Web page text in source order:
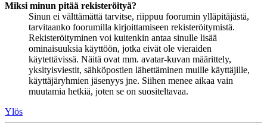
Miksi minun pitää rekisteröityä?
Sinun ei välttämättä tarvitse, riippuu foorumin ylläpitäjästä,
tarvitaanko foorumilla kirjoittamiseen rekisteröitymistä.
Rekisteröityminen voi kuitenkin antaa sinulle lisää
ominaisuuksia käyttöön, jotka eivät ole vieraiden
käytettävissä. Näitä ovat mm. avatar-kuvan määrittely,
yksityisviestit, sähköpostien lähettäminen muille käyttäjille,
käyttäjäryhmien jäsenyys jne. Siihen menee aikaa vain
muutamia hetkiä, joten se on suositeltavaa.
Ylös